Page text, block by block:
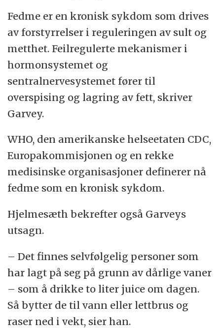
Fedme er en kronisk sykdom som drives
av forstyrrelser i reguleringen av sult og
metthet. Feilregulerte mekanismer i
hormonsystemet og
sentralnervesystemet fører til
overspising og lagring av fett, skriver
Garvey.
WHO, den amerikanske helseetaten CDC,
Europakommisjonen og en rekke
medisinske organisasjoner definerer nå
fedme som en kronisk sykdom.
Hjelmesæth bekrefter også Garveys
utsagn.
– Det finnes selvfølgelig personer som
har lagt på seg på grunn av dårlige vaner
– som å drikke to liter juice om dagen.
Så bytter de til vann eller lettbrus og
raser ned i vekt, sier han.